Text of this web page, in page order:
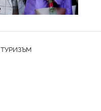
ТУРИЗЪМ